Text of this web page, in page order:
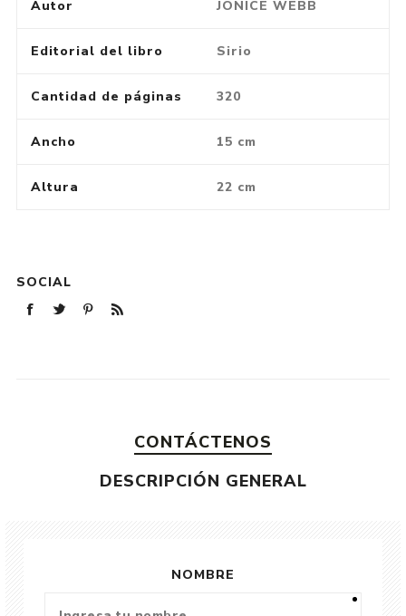
Autor JONICE WEBB
Editorial del libro Sirio
Cantidad de páginas 320
Ancho 15 cm
Altura 22 cm
SOCIAL
CONTÁCTENOS
DESCRIPCIÓN GENERAL
NOMBRE